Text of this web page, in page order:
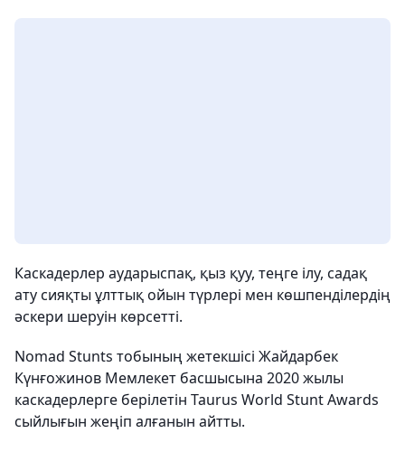
Каскадерлер аударыспақ, қыз қуу, теңге ілу, садақ
ату сияқты ұлттық ойын түрлері мен көшпенділердің
әскери шеруін көрсетті.
Nomad Stunts тобының жетекшісі Жайдарбек
Күнғожинов Мемлекет басшысына 2020 жылы
каскадерлерге берілетін Taurus World Stunt Awards
сыйлығын жеңіп алғанын айтты.